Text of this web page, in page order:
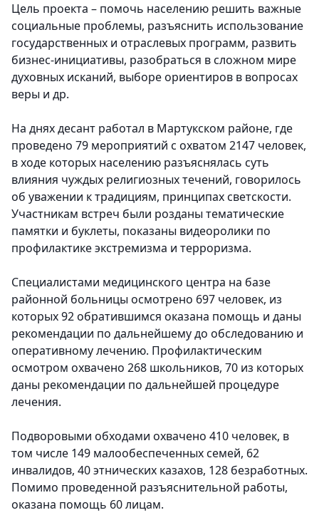
Цель проекта – помочь населению решить важные
социальные проблемы, разъяснить использование
государственных и отраслевых программ, развить
бизнес-инициативы, разобраться в сложном мире
духовных исканий, выборе ориентиров в вопросах
веры и др.
На днях десант работал в Мартукском районе, где
проведено 79 мероприятий с охватом 2147 человек,
в ходе которых населению разъяснялась суть
влияния чуждых религиозных течений, говорилось
об уважении к традициям, принципах светскости.
Участникам встреч были розданы тематические
памятки и буклеты, показаны видеоролики по
профилактике экстремизма и терроризма.
Специалистами медицинского центра на базе
районной больницы осмотрено 697 человек, из
которых 92 обратившимся оказана помощь и даны
рекомендации по дальнейшему до обследованию и
оперативному лечению. Профилактическим
осмотром охвачено 268 школьников, 70 из которых
даны рекомендации по дальнейшей процедуре
лечения.
Подворовыми обходами охвачено 410 человек, в
том числе 149 малообеспеченных семей, 62
инвалидов, 40 этнических казахов, 128 безработных.
Помимо проведенной разъяснительной работы,
оказана помощь 60 лицам.